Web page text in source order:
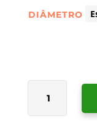
DIÂMETRO
QUANTIDADE
TR056